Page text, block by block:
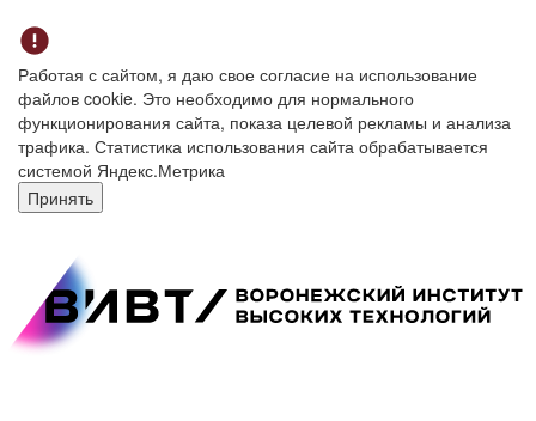
Работая с сайтом, я даю свое согласие на использование
файлов cookie. Это необходимо для нормального
функционирования сайта, показа целевой рекламы и анализа
трафика. Статистика использования сайта обрабатывается
системой Яндекс.Метрика
Принять